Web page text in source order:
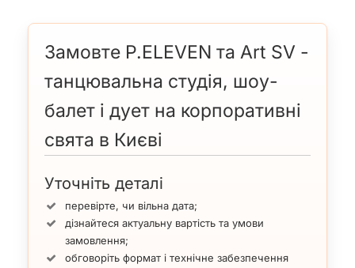
Замовте P.ELEVEN та Art SV -
танцювальна студія, шоу-
балет і дует на корпоративні
свята в Києві
Уточніть деталі
перевірте, чи вільна дата;
дізнайтеся актуальну вартість та умови
замовлення;
обговоріть формат і технічне забезпечення